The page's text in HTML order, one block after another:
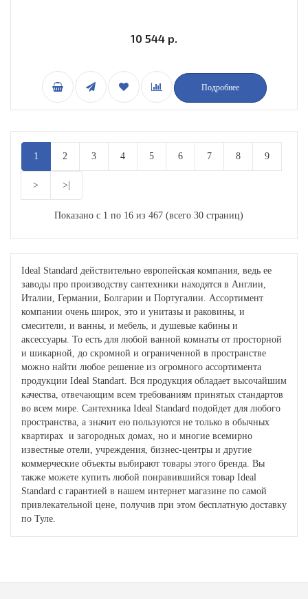
10 544 р.
Подробнее
1 2 3 4 5 6 7 8 9
> >|
Показано с 1 по 16 из 467 (всего 30 страниц)
Ideal Standard действительно европейская компания, ведь ее
заводы про производству сантехники находятся в Англии,
Италии, Германии, Болгарии и Португалии. Ассортимент
компании очень широк, это и унитазы и раковины, и
смесители, и ванны, и мебель, и душевые кабины и
аксессуары. То есть для любой ванной комнаты от просторной
и шикарной, до скромной и ограниченной в пространстве
можно найти любое решение из огромного ассортимента
продукции Ideal Standart. Вся продукция обладает высочайшим
качества, отвечающим всем требованиям принятых стандартов
во всем мире. Сантехника Ideal Standard подойдет для любого
пространства, а значит ею пользуются не только в обычных
квартирах и загородных домах, но и многие всемирно
известные отели, учреждения, бизнес-центры и другие
коммерческие объекты выбирают товары этого бренда. Вы
также можете купить любой понравившийся товар Ideal
Standard с гарантией в нашем интернет магазине по самой
привлекательной цене, получив при этом бесплатную доставку
по Туле.